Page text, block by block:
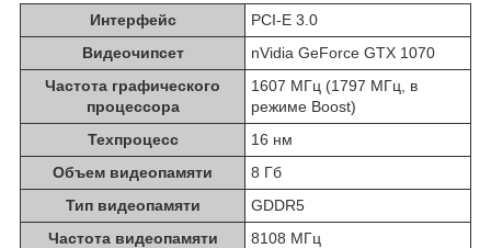
Интерфейс
PCI-E 3.0
Видеочипсет
nVidia GeForce GTX 1070
Частота графического
процессора
1607 МГц (1797 МГц, в
режиме Boost)
Техпроцесс
16 нм
Объем видеопамяти
8 Гб
Тип видеопамяти
GDDR5
Частота видеопамяти
8108 МГц